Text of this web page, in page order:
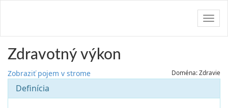
Zdravotný výkon
Zobraziť pojem v strome Doména: Zdravie
Definícia